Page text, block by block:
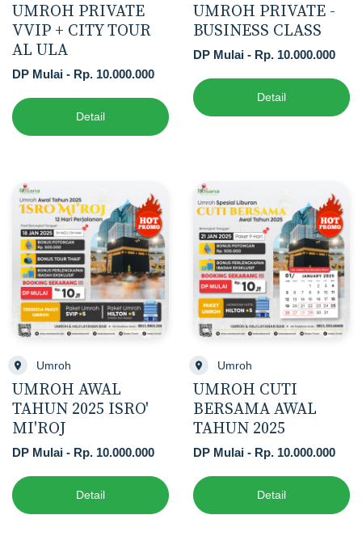
UMROH PRIVATE
VVIP + CITY TOUR
AL ULA
DP Mulai - Rp. 10.000.000
Detail
UMROH PRIVATE -
BUSINESS CLASS
DP Mulai - Rp. 10.000.000
Detail
Umroh
UMROH AWAL
TAHUN 2025 ISRO'
MI'ROJ
DP Mulai - Rp. 10.000.000
Detail
Umroh
UMROH CUTI
BERSAMA AWAL
TAHUN 2025
DP Mulai - Rp. 10.000.000
Detail